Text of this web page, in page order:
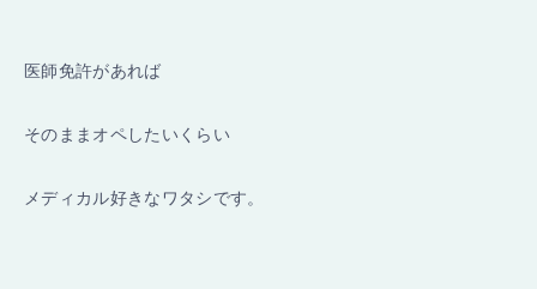
医師免許があれば
そのままオペしたいくらい
メディカル好きなワタシです。